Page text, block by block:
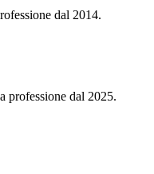
dal 2014.
professione dal 2025.